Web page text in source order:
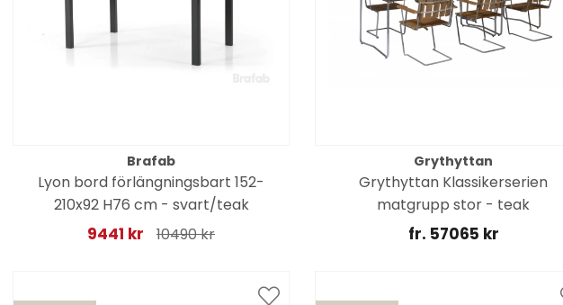
Brafab
Lyon bord förlängningsbart 152-
210x92 H76 cm - svart/teak
9441 kr 10490 kr
Grythyttan
Grythyttan Klassikerserien
matgrupp stor - teak
fr. 57065 kr